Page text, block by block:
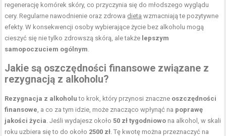
regenerację komórek skóry, co przyczynia się do młodszego wyglądu
cery. Regularne nawodnienie oraz zdrowa dieta wzmacniają te pozytywne
efekty. W konsekwencji osoby wybierające życie bez alkoholu mogą
cieszyć się nie tylko zdrowszą skórą, ale także lepszym
samopoczuciem ogólnym
Jakie są oszczędności finansowe związane z
rezygnacją z alkoholu?
Rezygnacja z alkoholu to krok, który przynosi znaczne oszczędności
finansowe , a co za tym idzie, może znacząco wpłynąć na poprawę
jakości życia . Jeśli wydajesz około50 zł tygodniowo na alkohol, w skali
roku uzbiera się to do około 2500 zł . Tę kwotę można przeznaczyć na